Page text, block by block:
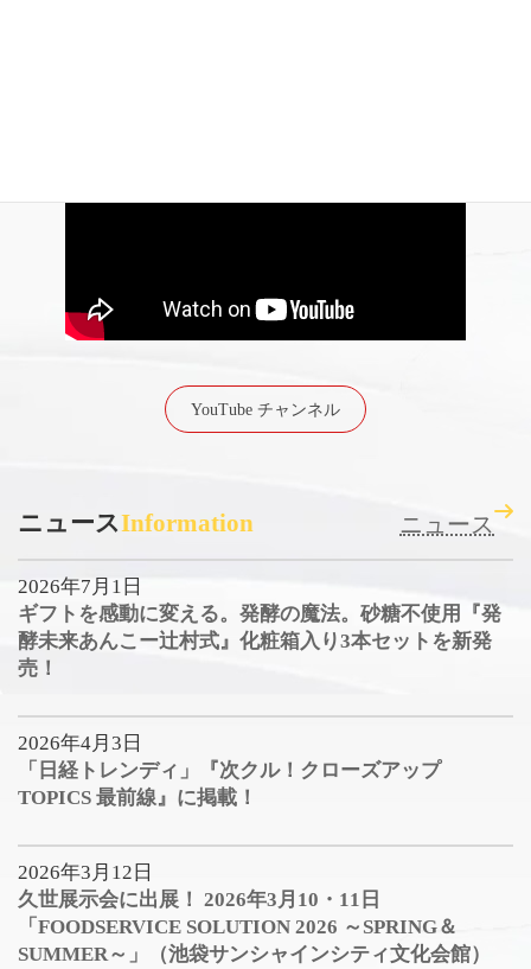
YouTube チャンネル
ニュースInformation ニュース
2026年7月1日
ギフトを感動に変える。発酵の魔法。砂糖不使用『発
酵未来あんこー辻村式』化粧箱入り3本セットを新発
売！
2026年4月3日
「日経トレンディ」『次クル！クローズアップ
TOPICS 最前線』に掲載！
2026年3月12日
久世展示会に出展！ 2026年3月10・11日
「FOODSERVICE SOLUTION 2026 ～SPRING＆
SUMMER～」（池袋サンシャインシティ文化会館）